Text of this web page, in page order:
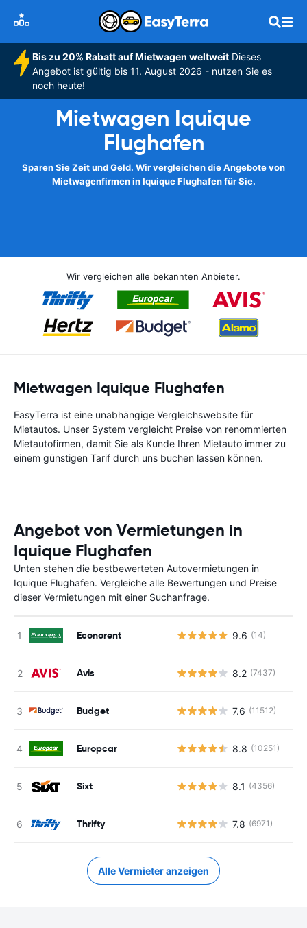
Bis zu 20% Rabatt auf Mietwagen weltweitDieses
Angebot ist gültig bis 11. August 2026 - nutzen Sie es
noch heute!
Mietwagen Iquique
Flughafen
Sparen Sie Zeit und Geld. Wir vergleichen die Angebote von
Mietwagenfirmen in Iquique Flughafen für Sie.
Wir vergleichen alle bekannten Anbieter.
Mietwagen Iquique Flughafen
EasyTerra ist eine unabhängige Vergleichswebsite für
Mietautos. Unser System vergleicht Preise von renommierten
Mietautofirmen, damit Sie als Kunde Ihren Mietauto immer zu
einem günstigen Tarif durch uns buchen lassen können.
Angebot von Vermietungen in
Iquique Flughafen
Unten stehen die bestbewerteten Autovermietungen in
Iquique Flughafen. Vergleiche alle Bewertungen und Preise
dieser Vermietungen mit einer Suchanfrage.
Econorent 9.6 (14)
Avis 8.2 (7437)
Budget 7.6 (11512)
Europcar 8.8 (10251)
Sixt 8.1 (4356)
Thrifty 7.8 (6971)
Alle Vermieter anzeigen